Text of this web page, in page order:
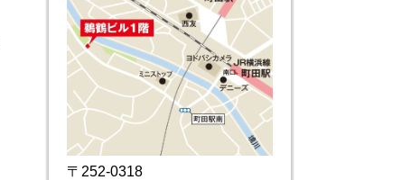
〒252-0318